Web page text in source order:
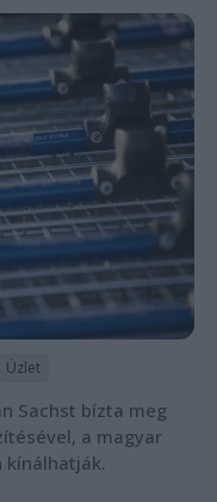
Üzlet
Sachst bízta meg
a magyar
kínálhatják.